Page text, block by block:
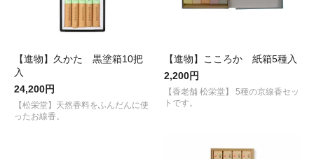
【進物】久かた 黒塗箱10把
入
24,200円
【松栄堂】天然香料をふんだんに使
ったお線香。
【進物】こころか 紙箱5種入
2,200円
【香老舗 松栄堂】 5種の京線香セッ
トです。